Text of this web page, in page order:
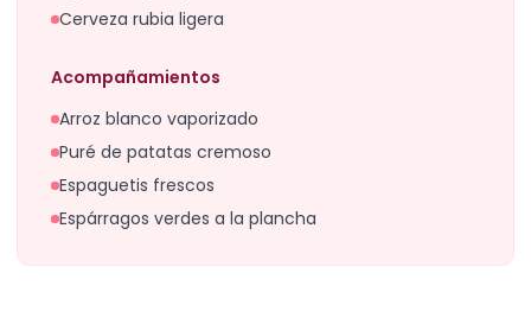
Cerveza rubia ligera
Acompañamientos
Arroz blanco vaporizado
Puré de patatas cremoso
Espaguetis frescos
Espárragos verdes a la plancha